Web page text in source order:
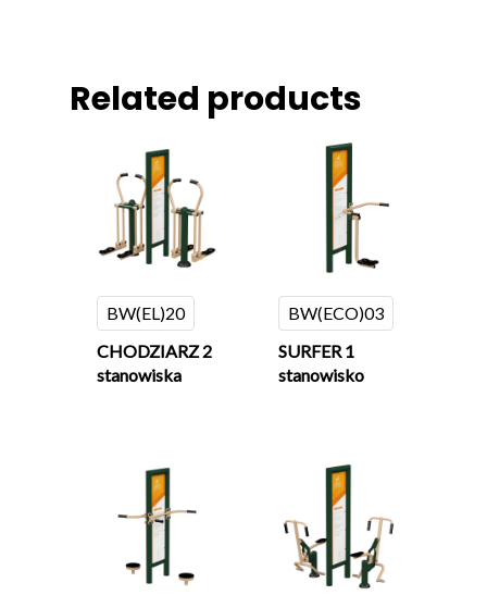
Related products
BW(EL)20
CHODZIARZ 2
stanowiska
BW(ECO)03
SURFER 1
stanowisko